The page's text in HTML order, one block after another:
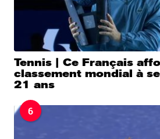
Tennis | Ce Français
classement mondial à
21 ans
6